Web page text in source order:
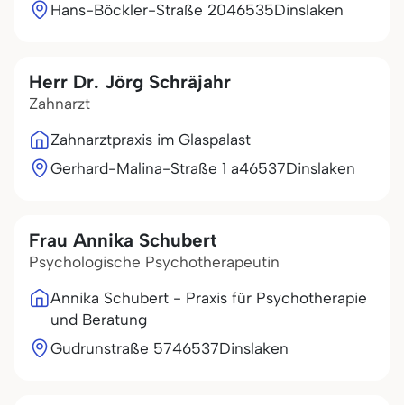
Hans-Böckler-Straße 2046535Dinslaken
Herr Dr. Jörg Schräjahr
Zahnarzt
Zahnarztpraxis im Glaspalast
Gerhard-Malina-Straße 1 a46537Dinslaken
Frau Annika Schubert
Psychologische Psychotherapeutin
Annika Schubert - Praxis für Psychotherapie
und Beratung
Gudrunstraße 5746537Dinslaken